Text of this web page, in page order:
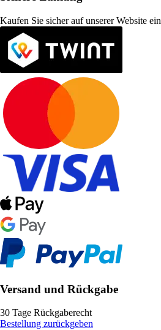
Kaufen Sie sicher auf unserer Website ein
Versand und Rückgabe
30 Tage Rückgaberecht
Bestellung zurückgeben